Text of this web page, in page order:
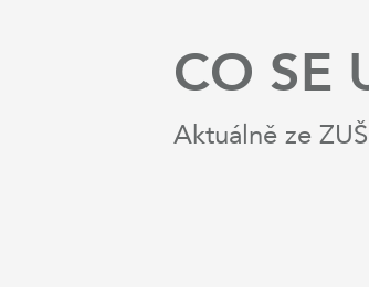
CO SE
Aktuálně ze